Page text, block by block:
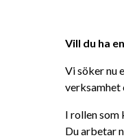
Vill du ha
Vi söker nu
verksamhet
I rollen som
Du arbetar